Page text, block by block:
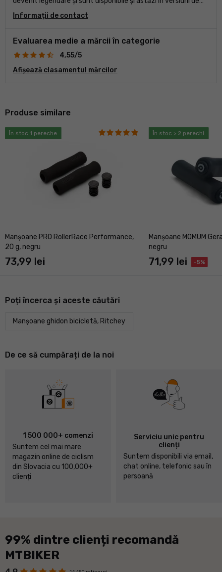
drum, MTB sau gravel. Segmentul este completat de o
selecție bogată de componente, cum ar fi tije de șa, tije,
Informații de contact
Evaluarea medie a mărcii în categorie
4,55/5
Afișează clasamentul mărcilor
Produse similare
În stoc 1 pereche
Manșoane PRO RollerRace Performance,
20 g, negru
73,99 lei
În stoc > 2 perechi
Manșoane MOMUM
negru
71,99 lei -5%
Poți încerca și aceste căutări
Manșoane ghidon bicicletă, Ritchey
De ce să cumpărați de la noi
1 500 000+ comenzi
Suntem cel mai mare
magazin online de ciclism
din Slovacia cu 100,000+
clienți
Serviciu unic pentru
clienți
Suntem disponibili via email,
chat online, telefonic sau în
persoană
99% dintre clienți recomandă
MTBIKER